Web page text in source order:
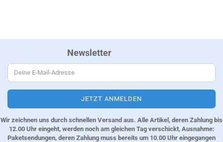
Newsletter
Wir zeichnen uns durch schnellen Versand aus. Alle Artikel, deren Zahlung bis
12.00 Uhr eingeht, werden noch am gleichen Tag verschickt, Ausnahme:
Paketsendungen, deren Zahlung muss bereits um 10.00 Uhr eingegangen